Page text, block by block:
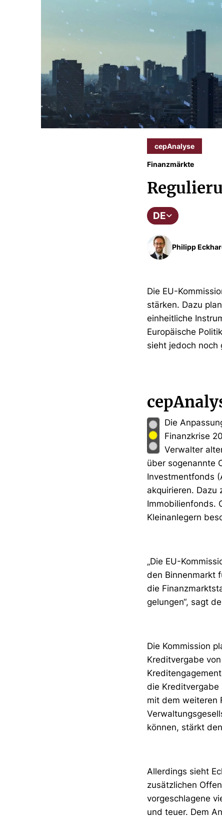
cepAnalyse
Finanzmärkte
DE
Philipp
Die EU-
stärken. Dazu
einheitliche
Europäische
sieht jedoch noch
Die
Finanzkrise
Verwalter
über sogenannte
Investmentfonds
akquirieren.
Immobilienfonds.
Kleinanlegern
„Die EU-
den Binnenmarkt
die
gelungen“, sagt
Die Kommission
Kreditvergabe
die Kreditvergabe
mit dem weiteren
können, stärkt
Allerdings sieht
zusätzlichen
vorgeschlagene
und teuer. Dem